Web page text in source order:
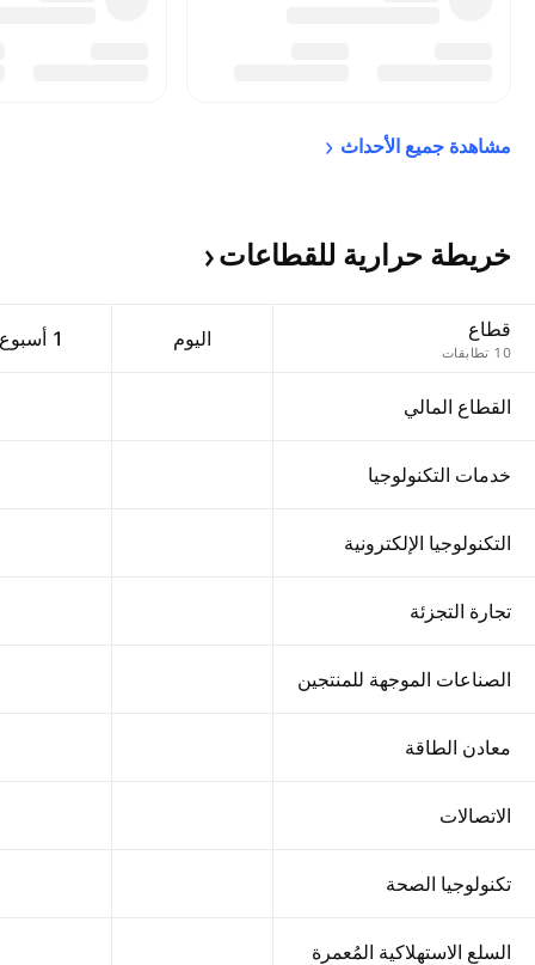
مشاهدة جميع الأحداث
خريطة حرارية للقطاعات
قطاع
‎10‎ تطابقات
اليوم ‎1‎ أسبوع
القطاع المالي
خدمات التكنولوجيا
التكنولوجيا الإلكترونية
تجارة التجزئة
الصناعات الموجهة للمنتجين
معادن الطاقة
الاتصالات
تكنولوجيا الصحة
السلع الاستهلاكية المُعمرة